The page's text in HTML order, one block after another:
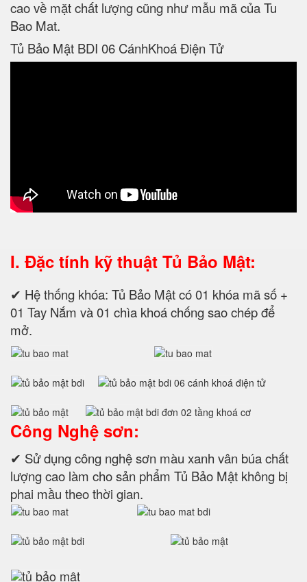
cao về mặt chất lượng cũng như mẫu mã của Tu
Bao Mat.
Tủ Bảo Mật BDI 06 CánhKhoá Điện Tử
I. Đặc tính kỹ thuật Tủ Bảo Mật:
✔ Hệ thống khóa: Tủ Bảo Mật có 01 khóa mã số +
01 Tay Nắm và 01 chìa khoá chống sao chép để
mở.
Công Nghệ sơn:
✔ Sử dụng công nghệ sơn màu xanh vân búa chất
lượng cao làm cho sản phẩm Tủ Bảo Mật không bị
phai mầu theo thời gian.